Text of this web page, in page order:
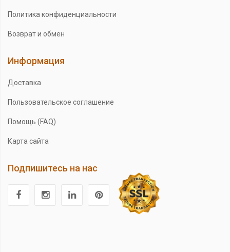
Политика конфиденциальности
Возврат и обмен
Информация
Доставка
Пользовательское соглашение
Помощь (FAQ)
Карта сайта
Подпишитесь на нас